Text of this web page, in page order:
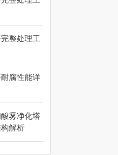
整处理工
腐性能详
雾净化塔
解析